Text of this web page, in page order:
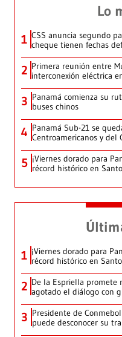
Lo
1 CSS anuncia segundo
cheque tienen fechas
2 Primera reunión entre
interconexión eléctrica
3 Panamá comienza su
buses chinos
4 Panamá Sub-21 se
Centroamericanos y del
5 ¡Viernes dorado para
récord histórico en
1 ¡Viernes dorado para
récord histórico en
2 De la Espriella promete
agotado el diálogo con
3 Presidente de
puede desconocer su